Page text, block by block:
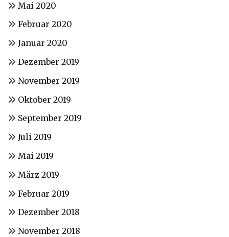
Mai 2020
Februar 2020
Januar 2020
Dezember 2019
November 2019
Oktober 2019
September 2019
Juli 2019
Mai 2019
März 2019
Februar 2019
Dezember 2018
November 2018